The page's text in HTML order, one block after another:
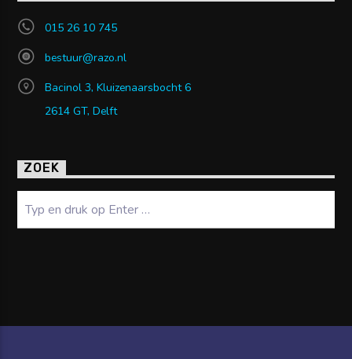
015 26 10 745
bestuur@razo.nl
Bacinol 3, Kluizenaarsbocht 6
2614 GT, Delft
ZOEK